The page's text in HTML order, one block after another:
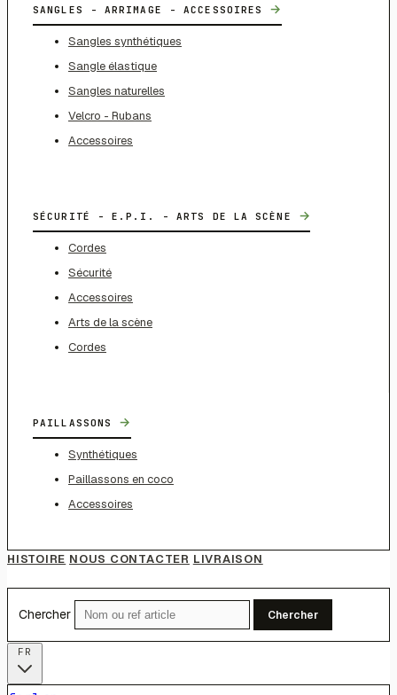
SANGLES - ARRIMAGE - ACCESSOIRES →
Sangles synthétiques
Sangle élastique
Sangles naturelles
Velcro - Rubans
Accessoires
SÉCURITÉ - E.P.I. - ARTS DE LA SCÈNE →
Cordes
Sécurité
Accessoires
Arts de la scène
Cordes
PAILLASSONS →
Synthétiques
Paillassons en coco
Accessoires
HISTOIRE NOUS CONTACTER LIVRAISON
Chercher Chercher